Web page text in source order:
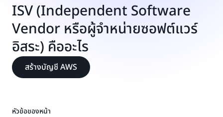
ISV (Independent Software
Vendor หรือผู้จำหน่ายซอฟต์แวร์
อิสระ) คืออะไร
สร้างบัญชี AWS
หัวข้อของหน้า